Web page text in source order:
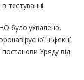
тестуванні.
було ухвалено,
інфекції
постанови Уряду від